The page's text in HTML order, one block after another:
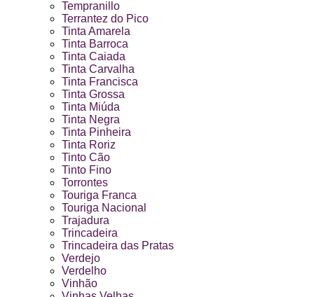
Tempranillo
Terrantez do Pico
Tinta Amarela
Tinta Barroca
Tinta Caiada
Tinta Carvalha
Tinta Francisca
Tinta Grossa
Tinta Miúda
Tinta Negra
Tinta Pinheira
Tinta Roriz
Tinto Cão
Tinto Fino
Torrontes
Touriga Franca
Touriga Nacional
Trajadura
Trincadeira
Trincadeira das Pratas
Verdejo
Verdelho
Vinhão